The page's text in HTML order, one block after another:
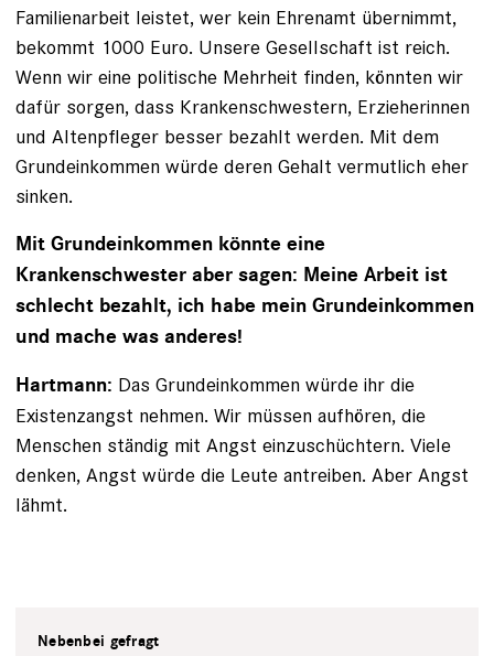
Familienarbeit leistet, wer kein Ehrenamt übernimmt,
bekommt 1000 Euro. Unsere Gesellschaft ist reich.
Wenn wir eine politische Mehrheit finden, könnten wir
dafür sorgen, dass Kranken­schwestern, Erzieherinnen
und Altenpfleger besser bezahlt werden. Mit dem
Grundeinkommen würde deren Gehalt vermutlich eher
sinken.
Mit Grundeinkommen könnte eine
Krankenschwester aber sagen: Meine Arbeit ist
schlecht bezahlt, ich habe mein Grundeinkommen
und mache was anderes!
Hartmann: Das Grundeinkommen würde ihr die
Existenz­angst nehmen. Wir müssen aufhören, die
Menschen ­ständig mit Angst einzuschüchtern. Viele
denken, Angst würde die Leute antreiben. Aber Angst
lähmt.
Nebenbei gefragt